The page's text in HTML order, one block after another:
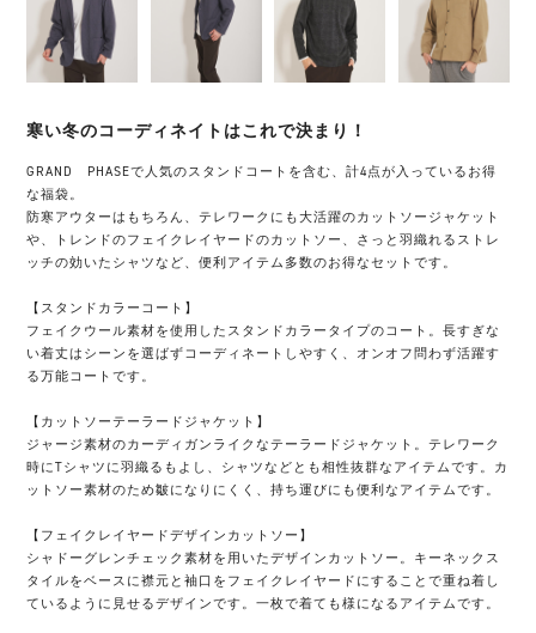
寒い冬のコーディネイトはこれで決まり！
GRAND PHASEで人気のスタンドコートを含む、計4点が入っているお得
な福袋。
防寒アウターはもちろん、テレワークにも大活躍のカットソージャケット
や、トレンドのフェイクレイヤードのカットソー、さっと羽織れるストレ
ッチの効いたシャツなど、便利アイテム多数のお得なセットです。
【スタンドカラーコート】
フェイクウール素材を使用したスタンドカラータイプのコート。長すぎな
い着丈はシーンを選ばずコーディネートしやすく、オンオフ問わず活躍す
る万能コートです。
【カットソーテーラードジャケット】
ジャージ素材のカーディガンライクなテーラードジャケット。テレワーク
時にTシャツに羽織るもよし、シャツなどとも相性抜群なアイテムです。カ
ットソー素材のため皺になりにくく、持ち運びにも便利なアイテムです。
【フェイクレイヤードデザインカットソー】
シャドーグレンチェック素材を用いたデザインカットソー。キーネックス
タイルをベースに襟元と袖口をフェイクレイヤードにすることで重ね着し
ているように見せるデザインです。一枚で着ても様になるアイテムです。